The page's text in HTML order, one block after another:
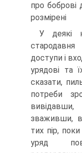
про боброві
розмірені
У деякі
доступи і
урядові та
сказати,
потреби
зваживши,
тих пір,
уряд